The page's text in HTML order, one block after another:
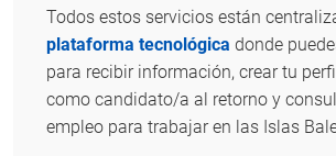
Todos estos servicios están
plataforma tecnológica donde
para recibir información, crear tu
como candidato/a al retorno y
empleo para trabajar en las Islas